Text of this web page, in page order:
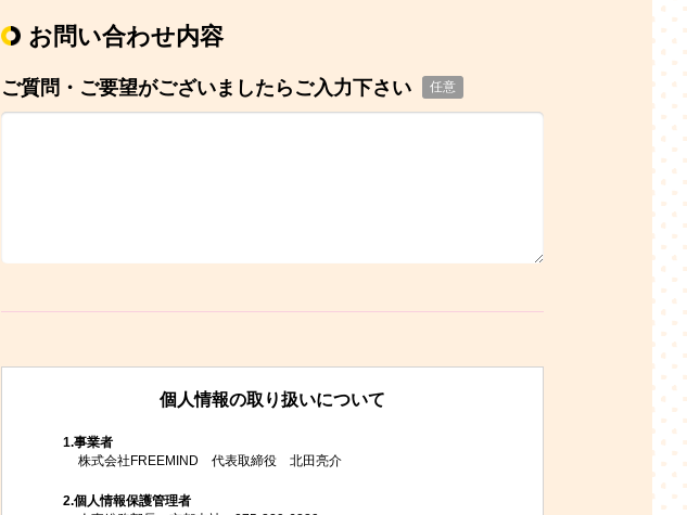
お問い合わせ内容
ご質問・ご要望がございましたらご入力下さい 任意
個人情報の取り扱いについて
1.事業者
株式会社FREEMIND 代表取締役 北田亮介
2.個人情報保護管理者